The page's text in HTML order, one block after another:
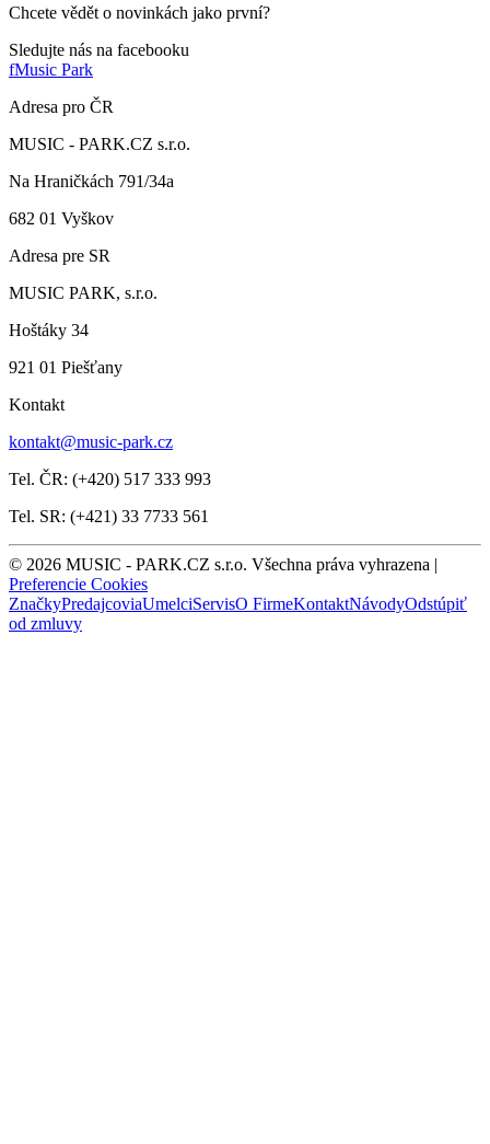
Chcete vědět o novinkách jako první?
Sledujte nás na facebooku
fMusic Park
Adresa pro ČR
MUSIC - PARK.CZ s.r.o.
Na Hraničkách 791/34a
682 01 Vyškov
Adresa pre SR
MUSIC PARK, s.r.o.
Hoštáky 34
921 01 Piešťany
Kontakt
kontakt@music-park.cz
Tel. ČR: (+420) 517 333 993
Tel. SR: (+421) 33 7733 561
© 2026 MUSIC - PARK.CZ s.r.o. Všechna práva vyhrazena |
Preferencie Cookies
ZnačkyPredajcoviaUmelciServisO FirmeKontaktNávodyOdstúpiť
od zmluvy